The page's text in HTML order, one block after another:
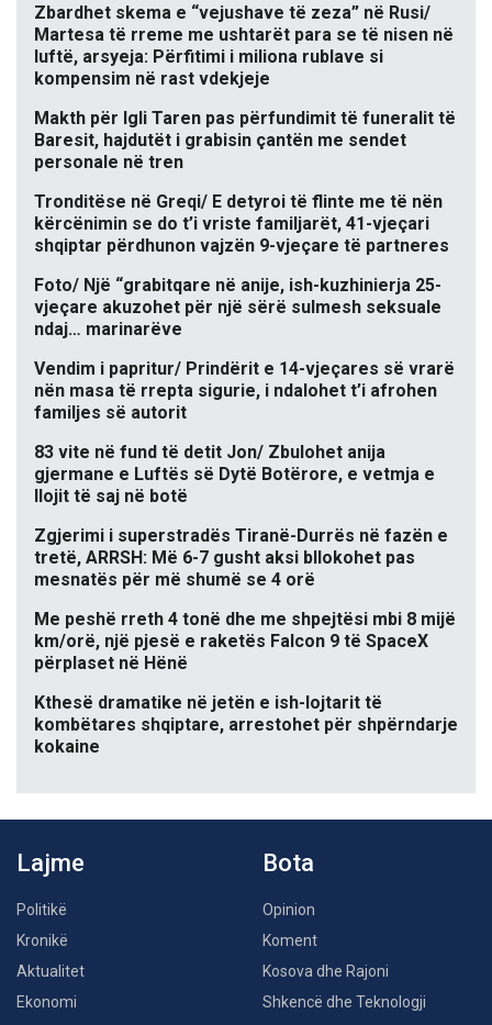
Zbardhet skema e “vejushave të zeza” në Rusi/
Martesa të rreme me ushtarët para se të nisen në
luftë, arsyeja: Përfitimi i miliona rublave si
kompensim në rast vdekjeje
Makth për Igli Taren pas përfundimit të funeralit të
Baresit, hajdutët i grabisin çantën me sendet
personale në tren
Tronditëse në Greqi/ E detyroi të flinte me të nën
kërcënimin se do t’i vriste familjarët, 41-vjeçari
shqiptar përdhunon vajzën 9-vjeçare të partneres
Foto/ Një “grabitqare në anije, ish-kuzhinierja 25-
vjeçare akuzohet për një sërë sulmesh seksuale
ndaj… marinarëve
Vendim i papritur/ Prindërit e 14-vjeçares së vrarë
nën masa të rrepta sigurie, i ndalohet t’i afrohen
familjes së autorit
83 vite në fund të detit Jon/ Zbulohet anija
gjermane e Luftës së Dytë Botërore, e vetmja e
llojit të saj në botë
Zgjerimi i superstradës Tiranë-Durrës në fazën e
tretë, ARRSH: Më 6-7 gusht aksi bllokohet pas
mesnatës për më shumë se 4 orë
Me peshë rreth 4 tonë dhe me shpejtësi mbi 8 mijë
km/orë, një pjesë e raketës Falcon 9 të SpaceX
përplaset në Hënë
Kthesë dramatike në jetën e ish-lojtarit të
kombëtares shqiptare, arrestohet për shpërndarje
kokaine
Lajme
Politikë
Kronikë
Aktualitet
Ekonomi
Bota
Opinion
Koment
Kosova dhe Rajoni
Shkencë dhe Teknologji